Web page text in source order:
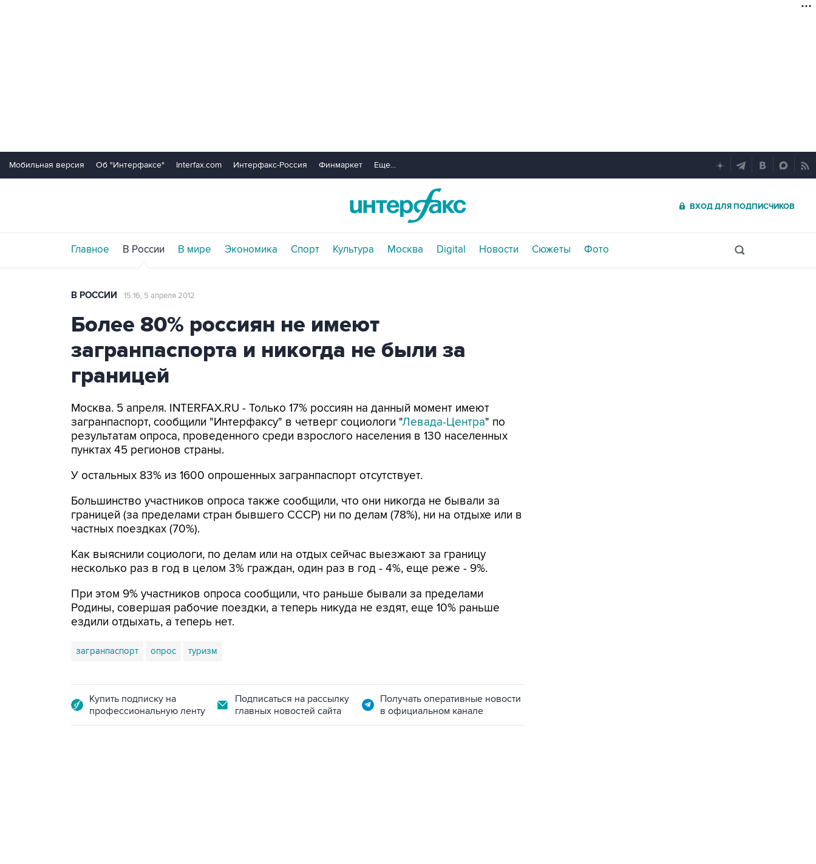
Мобильная версия Об "Интерфаксе" Interfax.com Интерфакс-Россия Финмаркет Еще...
ВХОД ДЛЯ ПОДПИСЧИКОВ
Главное В России В мире Экономика Спорт Культура Москва Digital Новости Сюжеты Фото
В РОССИИ 15:16, 5 апреля 2012
Более 80% россиян не имеют
загранпаспорта и никогда не были за
границей
Москва. 5 апреля. INTERFAX.RU - Только 17% россиян на данный момент имеют
загранпаспорт, сообщили "Интерфаксу" в четверг социологи "Левада-Центра" по
результатам опроса, проведенного среди взрослого населения в 130 населенных
пунктах 45 регионов страны.
У остальных 83% из 1600 опрошенных загранпаспорт отсутствует.
Большинство участников опроса также сообщили, что они никогда не бывали за
границей (за пределами стран бывшего СССР) ни по делам (78%), ни на отдыхе или в
частных поездках (70%).
Как выяснили социологи, по делам или на отдых сейчас выезжают за границу
несколько раз в год в целом 3% граждан, один раз в год - 4%, еще реже - 9%.
При этом 9% участников опроса сообщили, что раньше бывали за пределами
Родины, совершая рабочие поездки, а теперь никуда не ездят, еще 10% раньше
ездили отдыхать, а теперь нет.
загранпаспорт опрос туризм
Купить подписку на
профессиональную ленту
Подписаться на рассылку
главных новостей сайта
Получать оперативные новости
в официальном канале